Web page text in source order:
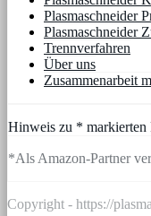
Plasmaschneider
Plasmaschneider
Trennverfahren
Über uns
Zusammenarbeit
Hinweis zu * markierten
*Als Amazon-Partner
Copyright - https://